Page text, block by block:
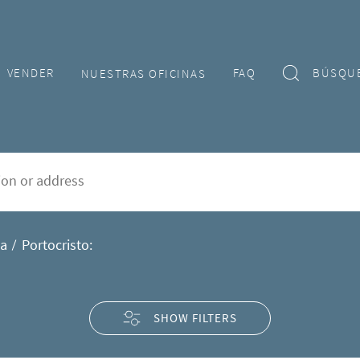
VENDER NUESTRAS OFICINAS FAQ
venta en Portocristo
Portocristo:
SHOW FILTERS